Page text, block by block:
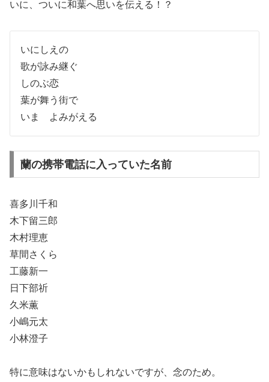
いに、ついに和葉へ思いを伝える！？
いにしえの
歌が詠み継ぐ
しのぶ恋
葉が舞う街で
いま よみがえる
蘭の携帯電話に入っていた名前
喜多川千和
木下留三郎
木村理恵
草間さくら
工藤新一
日下部祈
久米薫
小嶋元太
小林澄子
特に意味はないかもしれないですが、念のため。